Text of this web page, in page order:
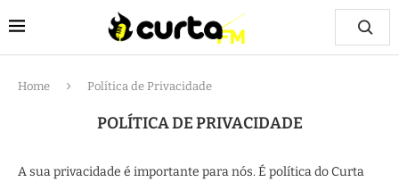
Home Política de Privacidade
POLÍTICA DE PRIVACIDADE
A sua privacidade é importante para nós. É política do Curta